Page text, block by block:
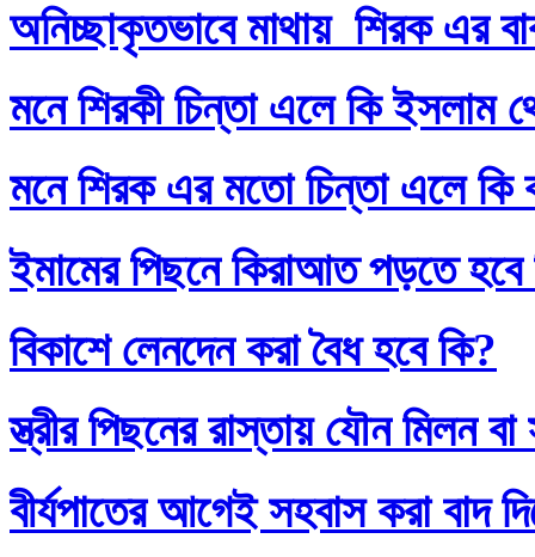
অনিচ্ছাকৃতভাবে মাথায় শিরক এর
মনে শিরকী চিন্তা এলে কি ইসলাম
মনে শিরক এর মতো চিন্তা এলে কি
ইমামের পিছনে কিরাআত পড়তে হবে
বিকাশে লেনদেন করা বৈধ হবে কি?
স্ত্রীর পিছনের রাস্তায় যৌন মিলন
বীর্যপাতের আগেই সহবাস করা বাদ